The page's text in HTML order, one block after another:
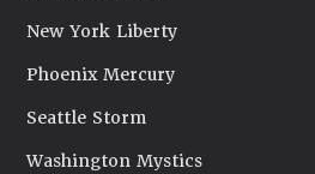
New York Liberty
Phoenix Mercury
Seattle Storm
Washington Mystics